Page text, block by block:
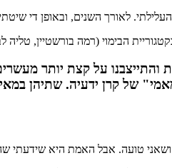
לאורך השנים, ובאופן די
הבימוי (רמה בורשטיין, טליה
אחוזים. ואז הגיעה שנת 2019 ורק
" של קרן ידעיה. שתיהן
טועה. אבל האמת היא שידעתי